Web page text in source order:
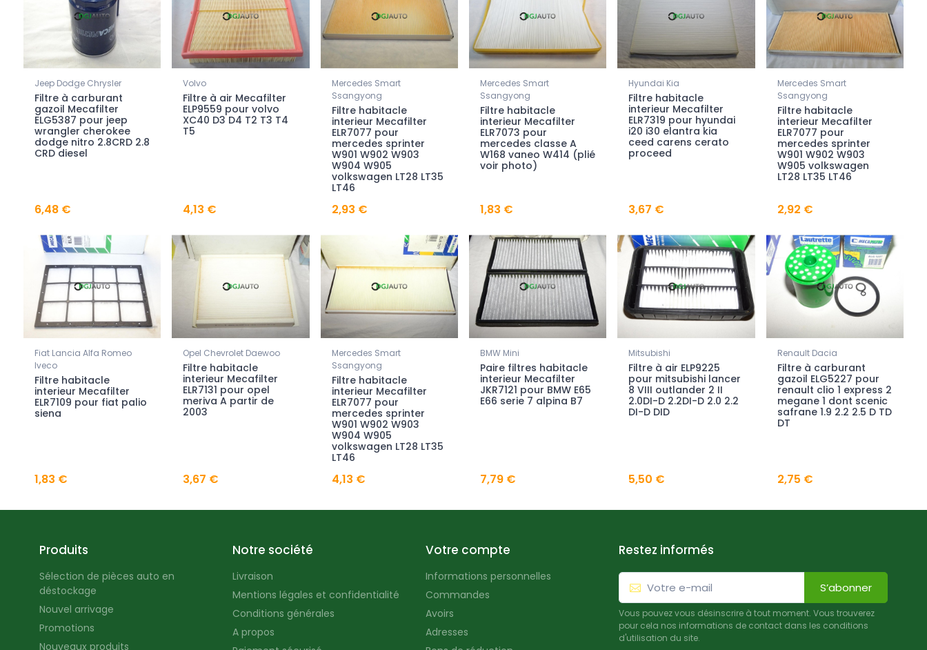
Jeep Dodge Chrysler
Filtre à carburant
gazoil Mecafilter
ELG5387 pour jeep
wrangler cherokee
dodge nitro 2.8CRD 2.8
CRD diesel
6,48 €
Volvo
Filtre à air Mecafilter
ELP9559 pour volvo
XC40 D3 D4 T2 T3 T4
T5
4,13 €
Mercedes Smart
Ssangyong
Filtre habitacle
interieur Mecafilter
ELR7077 pour
mercedes sprinter
W901 W902 W903
W904 W905
volkswagen LT28 LT35
LT46
2,93 €
Mercedes Smart
Ssangyong
Filtre habitacle
interieur Mecafilter
ELR7073 pour
mercedes classe A
W168 vaneo W414 (plié
voir photo)
1,83 €
Hyundai Kia
Filtre habitacle
interieur Mecafilter
ELR7319 pour hyundai
i20 i30 elantra kia
ceed carens cerato
proceed
3,67 €
Mercedes Smart
Ssangyong
Filtre habitacle
interieur Mecafilter
ELR7077 pour
mercedes sprinter
W901 W902 W903
W905 volkswagen
LT28 LT35 LT46
2,92 €
Fiat Lancia Alfa Romeo
Iveco
Filtre habitacle
interieur Mecafilter
ELR7109 pour fiat palio
siena
1,83 €
Opel Chevrolet Daewoo
Filtre habitacle
interieur Mecafilter
ELR7131 pour opel
meriva A partir de
2003
3,67 €
Mercedes Smart
Ssangyong
Filtre habitacle
interieur Mecafilter
ELR7077 pour
mercedes sprinter
W901 W902 W903
W904 W905
volkswagen LT28 LT35
LT46
4,13 €
BMW Mini
Paire filtres habitacle
interieur Mecafilter
JKR7121 pour BMW E65
E66 serie 7 alpina B7
7,79 €
Mitsubishi
Filtre à air ELP9225
pour mitsubishi lancer
8 VIII outlander 2 II
2.0DI-D 2.2DI-D 2.0 2.2
DI-D DID
5,50 €
Renault Dacia
Filtre à carburant
gazoil ELG5227 pour
renault clio 1 express 2
megane 1 dont scenic
safrane 1.9 2.2 2.5 D TD
DT
2,75 €
Produits
Sélection de pièces auto en
déstockage
Nouvel arrivage
Promotions
Nouveaux produits
Notre société
Livraison
Mentions légales et confidentialité
Conditions générales
A propos
Votre compte
Informations personnelles
Commandes
Avoirs
Adresses
Restez informés
S’abonner
Vous pouvez vous désinscrire à tout moment. Vous trouverez
pour cela nos informations de contact dans les conditions
d'utilisation du site.